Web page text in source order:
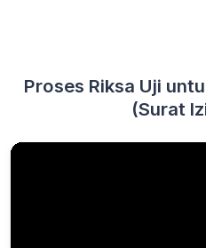
Proses Riksa Uji
(Surat